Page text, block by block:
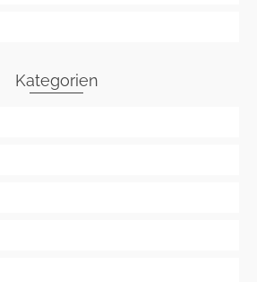
Kategorien